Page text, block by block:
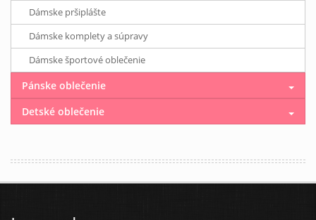
Dámske pršiplášte
Dámske komplety a súpravy
Dámske športové oblečenie
Pánske oblečenie
Detské oblečenie